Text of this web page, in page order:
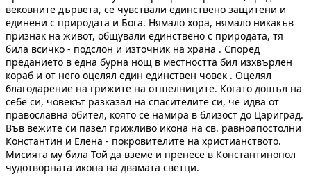
вековните дървета, се чувствали единствено защитени и
единени с природата и Бога. Нямало хора, нямало никакъв
признак на живот, общували единствено с природата, тя
била всичко - подслон и източник на храна . Според
преданието в една бурна нощ в местността бил изхвърлен
кораб и от него оцелял един единствен човек . Оцелял
благодарение на грижите на отшелниците. Когато дошъл на
себе си, човекът разказал на спасителите си, че идва от
православна обител, която се намира в близост до Цариград.
Във вежите си пазел грижливо икона на св. равноапостолни
Константин и Елена - покровителите на христианството.
Мисията му била Той да вземе и пренесе в Константинопол
чудотворната икона на двамата светци.